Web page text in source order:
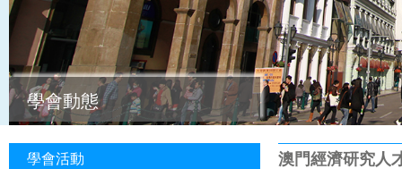
學會動態
學會活動 澳門經濟研究人